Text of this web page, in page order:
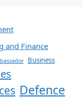
and Finance
Business
Defence